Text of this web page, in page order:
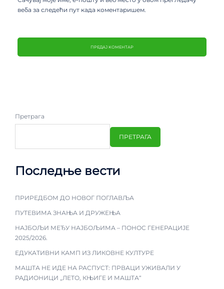
веба за следећи пут када коментаришем.
Претрага
ПРЕТРАГА
Последње вести
ПРИРЕДБОМ ДО НОВОГ ПОГЛАВЉА
ПУТЕВИМА ЗНАЊА И ДРУЖЕЊА
НАЈБОЉИ МЕЂУ НАЈБОЉИМА – ПОНОС ГЕНЕРАЦИЈЕ
2025/2026.
ЕДУКАТИВНИ КАМП ИЗ ЛИКОВНЕ КУЛТУРЕ
МАШТА НЕ ИДЕ НА РАСПУСТ: ПРВАЦИ УЖИВАЛИ У
РАДИОНИЦИ „ЛЕТО, КЊИГЕ И МАШТА“